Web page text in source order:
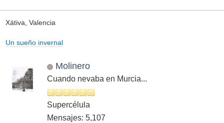
Xátiva, Valencia
Un sueño invernal
Molinero
Cuando nevaba en Murcia...
Supercélula
Mensajes: 5,107